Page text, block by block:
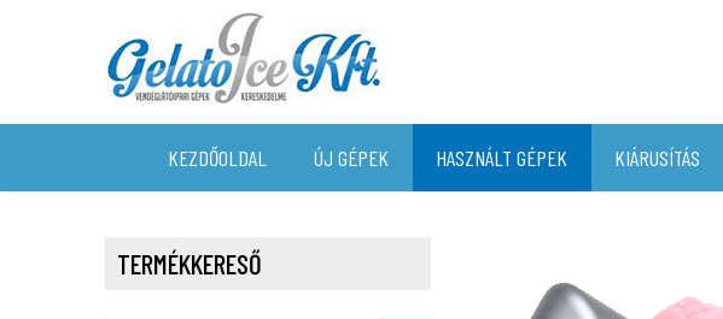
KEZDŐOLDAL ÚJ GÉPEK HASZNÁLT GÉPEK KIÁRUSÍTÁS
TERMÉKKERESŐ